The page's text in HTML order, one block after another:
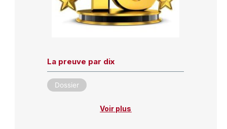
La preuve par dix
Dossier
Voir plus